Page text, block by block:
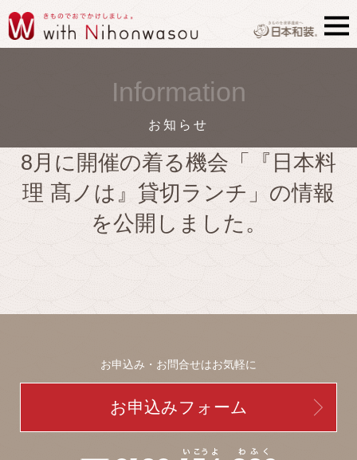
Information
お知らせ
8月に開催の着る機会「『日本料
理 髙ノは』貸切ランチ」の情報
を公開しました。
お申込み・お問合せはお気軽に
お申込みフォーム